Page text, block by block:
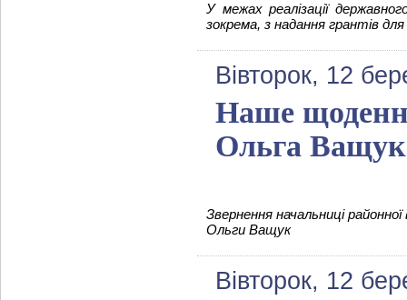
У межах реалізації
зокрема, з надання грантів
Вівторок, 12
Наше
Ольга Ващук
Звернення начальниці районної
Ольги Ващук
Вівторок, 12